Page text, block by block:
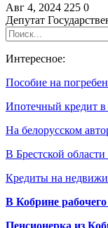
Авг 4, 2024 225 0
Депутат
Интересное:
Пособие на
Ипотечный кредит в
На белорусском
В Брестской
Кредиты на
В Кобрине
Пенсионерка из